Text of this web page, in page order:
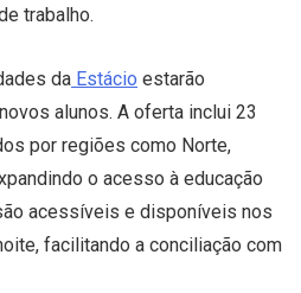
trabalho.
da Estácio estarão
alunos. A oferta inclui 23
por regiões como Norte,
o acesso à educação
acessíveis e disponíveis nos
facilitando a conciliação com